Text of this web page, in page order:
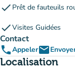
check Prêt de fauteuils
checkVisites Guidées
Contact
phoneAppeleremail
Localisation